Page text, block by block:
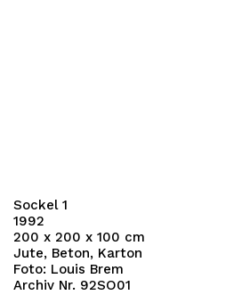
Sockel 1
1992
200 x 200 x 100 cm
Jute, Beton, Karton
Foto: Louis Brem
Archiv Nr. 92SO01